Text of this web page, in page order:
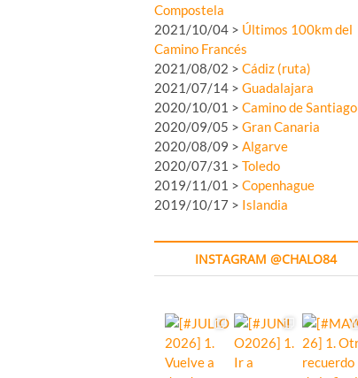
Compostela
2021/10/04 > Últimos 100km del
Camino Francés
2021/08/02 > Cádiz (ruta)
2021/07/14 > Guadalajara
2020/10/01 > Camino de Santiago
2020/09/05 > Gran Canaria
2020/08/09 > Algarve
2020/07/31 > Toledo
2019/11/01 > Copenhague
2019/10/17 > Islandia
INSTAGRAM @CHALO84